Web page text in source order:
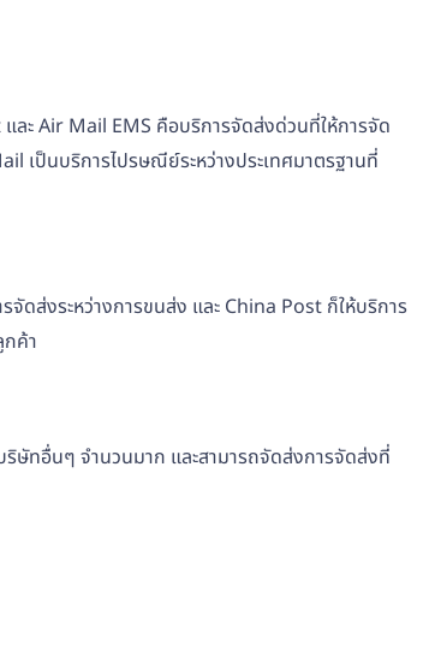
ะ Air Mail EMS คือบริการจัดส่งด่วนที่ให้การจัด
เป็นบริการไปรษณีย์ระหว่างประเทศมาตรฐานที่
ดส่งระหว่างการขนส่ง และ China Post ก็ให้บริการ
ค้า
ษัทอื่นๆ จำนวนมาก และสามารถจัดส่งการจัดส่งที่